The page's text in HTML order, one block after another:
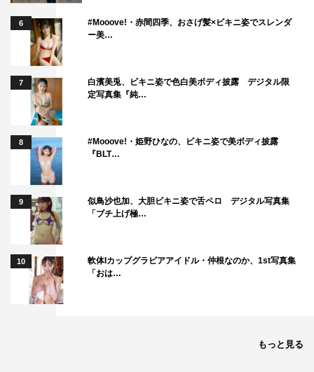
6
#Mooove!・赤間四季、おさげ髪×ビキニ姿でスレンダ
ー美…
7
白濱美兎、ビキニ姿で色白美ボディ披露 デジタル限
定写真集『純…
8
#Mooove!・姫野ひなの、ビキニ姿で美ボディ披露
『BLT…
9
似鳥沙也加、大胆ビキニ姿で舌ペロ デジタル写真集
「ブチ上げ極…
10
軟体Iカップグラビアアイドル・仲根なのか、1st写真集
「おは…
もっと見る